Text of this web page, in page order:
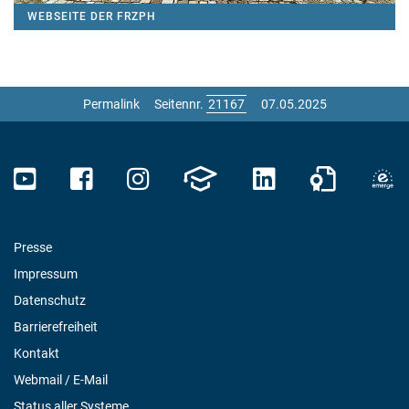
WEBSEITE DER FRZPH
Permalink Seitennr. 07.05.2025
Presse
Impressum
Datenschutz
Barrierefreiheit
Kontakt
Webmail / E-Mail
Status aller Systeme